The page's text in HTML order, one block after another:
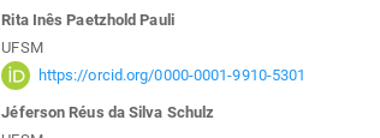
Conteúdo
do
Rita Inês Paetzhold Pauli
UFSM
https://orcid.org/0000-0001-9910-5301
Jéferson Réus da Silva Schulz